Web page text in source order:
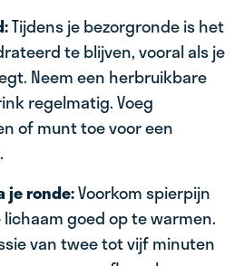
Tijdens je bezorgronde is het
te blijven, vooral als je
Neem een herbruikbare
regelmatig. Voeg
of munt toe voor een
je ronde:Voorkom spierpijn
goed op te warmen.
van twee tot vijf minuten